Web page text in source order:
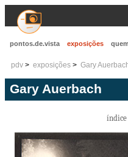
pontos.de.vista exposições
pdv exposições Gary
Gary Auerbach
índice